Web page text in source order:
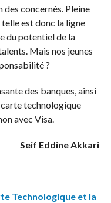
concernés. Pleine
est donc la ligne
du potentiel de la
Mais nos jeunes
?
des banques, ainsi
technologique
avec Visa.
Seif Eddine Akkari
Technologique et la